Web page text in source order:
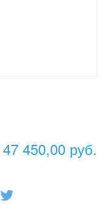
47 450,00 руб.